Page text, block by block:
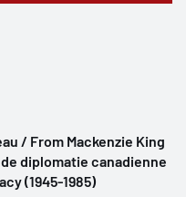
/ From Mackenzie King
diplomatie canadienne
(1945-1985)